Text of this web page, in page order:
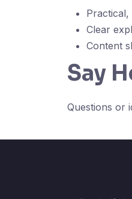
Practical,
Clear
Content
Say
Questions or